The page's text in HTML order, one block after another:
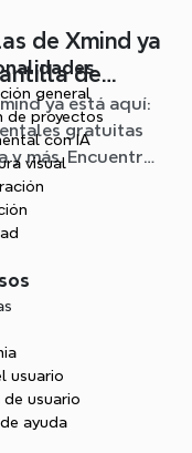
de Xmind ya
de
situación
ya está aquí:
gratuitas
y más. Encuentra
de la página en
general
de proyectos
con IA
visual
usuario
de usuario
ayuda